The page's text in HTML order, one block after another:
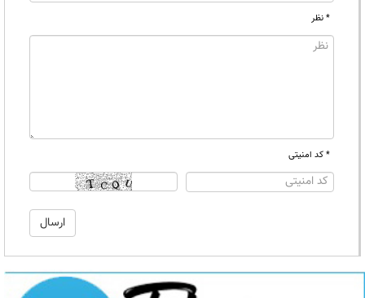
* نظر
* کد امنیتی